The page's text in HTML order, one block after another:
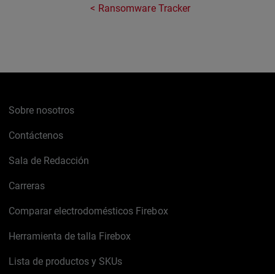
Ransomware Tracker
Sobre nosotros
Contáctenos
Sala de Redacción
Carreras
Comparar electrodomésticos Firebox
Herramienta de talla Firebox
Lista de productos y SKUs